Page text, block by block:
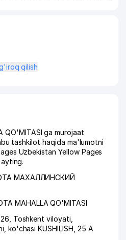
qilish
QO'MITASI ga murojaat
tashkilot haqida ma'lumotni
Uzbekistan Yellow Pages
МАХАЛЛИНСКИЙ
MAHALLA QO'MITASI
Toshkent viloyati
ko'chasi KUSHILISH , 25 А